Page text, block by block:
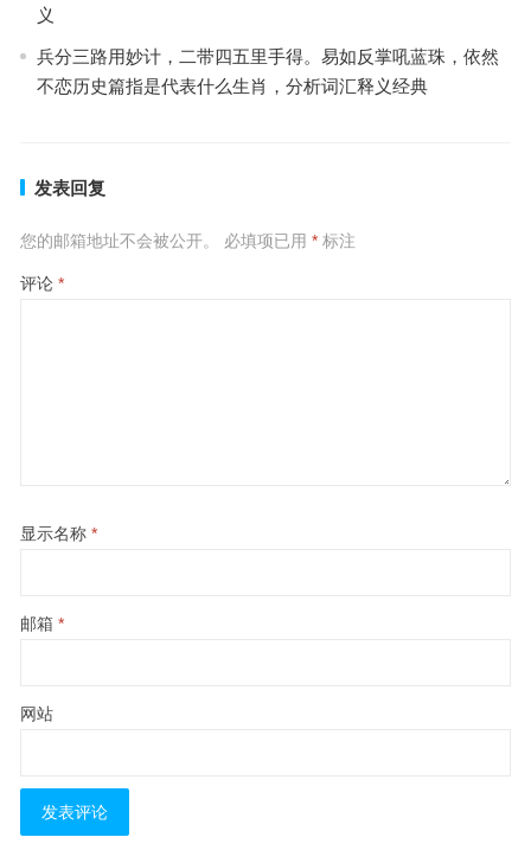
义
兵分三路用妙计，二带四五里手得。易如反掌吼蓝珠，依然
不恋历史篇指是代表什么生肖，分析词汇释义经典
发表回复
您的邮箱地址不会被公开。 必填项已用 *标注
评论 *
显示名称 *
邮箱 *
网站